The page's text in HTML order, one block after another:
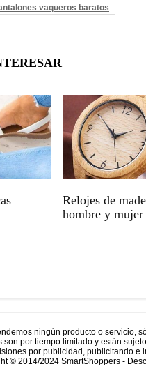
vaqueros baratos
Relojes de
hombre y mujer
ningún producto o servicio,
por tiempo limitado y están
por publicidad, publicitando e
© 2014/2024 SmartShoppers -